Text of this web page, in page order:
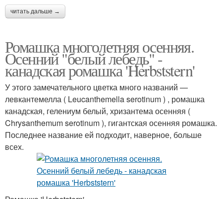
читать дальше →
Ромашка многолетняя осенняя.
Осенний "белый лебедь" -
канадская ромашка 'Herbststern'
У этого замечательного цветка много названий —
левкантемелла ( Leucanthemella serotinum ) , ромашка
канадская, гелениум белый, хризантема осенняя (
Chrysanthemum serotinum ), гигантская осенняя ромашка.
Последнее название ей подходит, наверное, больше
всех.